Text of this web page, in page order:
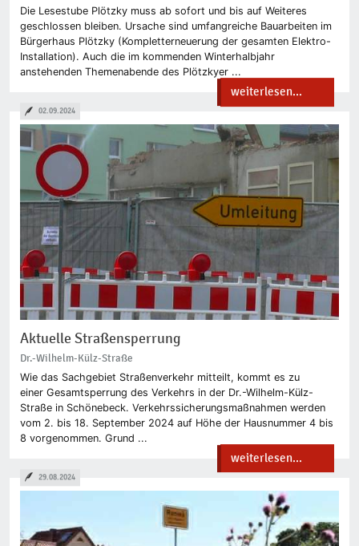
Die Lesestube Plötzky muss ab sofort und bis auf Weiteres
geschlossen bleiben. Ursache sind umfangreiche Bauarbeiten im
Bürgerhaus Plötzky (Kompletterneuerung der gesamten Elektro-
Installation). Auch die im kommenden Winterhalbjahr
anstehenden Themenabende des Plötzkyer ...
weiterlesen...
Aktuelle Straßensperrung
Dr.-Wilhelm-Külz-Straße
Wie das Sachgebiet Straßenverkehr mitteilt, kommt es zu
einer Gesamtsperrung des Verkehrs in der Dr.-Wilhelm-Külz-
Straße in Schönebeck. Verkehrssicherungsmaßnahmen werden
vom 2. bis 18. September 2024 auf Höhe der Hausnummer 4 bis
8 vorgenommen. Grund ...
weiterlesen...
02.09.2024
29.08.2024